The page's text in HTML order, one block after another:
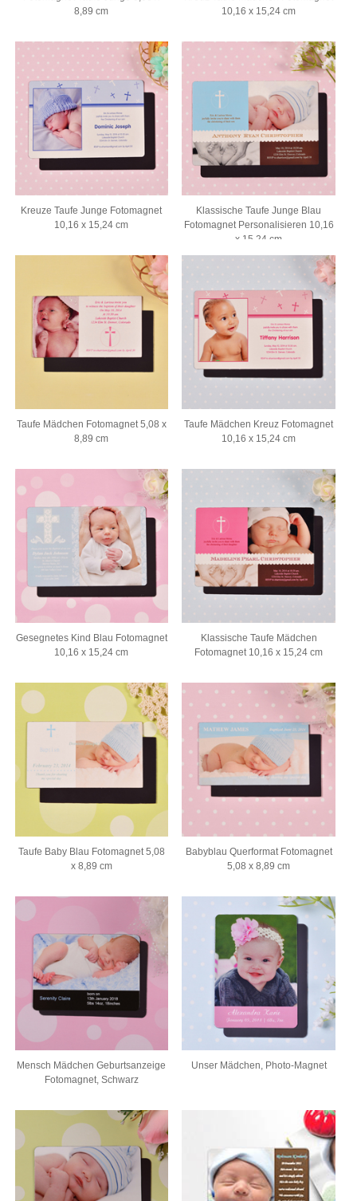
8,89 cm
10,16 x 15,24 cm
Kreuze Taufe Junge Fotomagnet
10,16 x 15,24 cm
Klassische Taufe Junge Blau
Fotomagnet Personalisieren 10,16
x 15,24 cm
Taufe Mädchen Fotomagnet 5,08 x
8,89 cm
Taufe Mädchen Kreuz Fotomagnet
10,16 x 15,24 cm
Gesegnetes Kind Blau Fotomagnet
10,16 x 15,24 cm
Klassische Taufe Mädchen
Fotomagnet 10,16 x 15,24 cm
Taufe Baby Blau Fotomagnet 5,08
x 8,89 cm
Babyblau Querformat Fotomagnet
5,08 x 8,89 cm
Mensch Mädchen Geburtsanzeige
Fotomagnet, Schwarz
Unser Mädchen, Photo-Magnet